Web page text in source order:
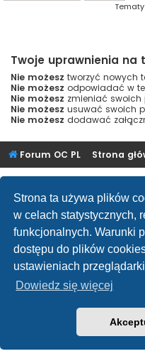
Strona ta używa plików
w celach statystycznych,
funkcjonalnych. Warunki
dostępu do plików
ustawieniach
Dowiedz się więcej
Twoje uprawnienia na
Nie możesz tworzyć nowych
Nie możesz odpowiadać w
Nie możesz zmieniać swoich
Nie możesz usuwać swoich
Nie możesz dodawać
Forum OC PL Strona
Technologię